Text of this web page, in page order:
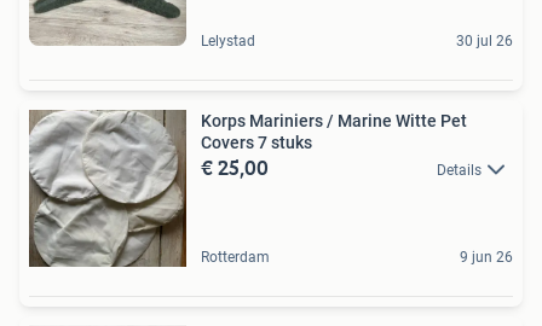
Lelystad 30 jul 26
Korps Mariniers / Marine Witte Pet
Covers 7 stuks
€ 25,00 Details
Rotterdam 9 jun 26